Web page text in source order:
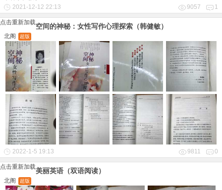
2021-12-12 22:13
9057 1
点击重新加载空间的神秘：女性写作心理探索（韩健敏）
北阁 超版
2022-1-5 19:13 9811 0
点击重新加载美丽英语（双语阅读）
北阁 超版